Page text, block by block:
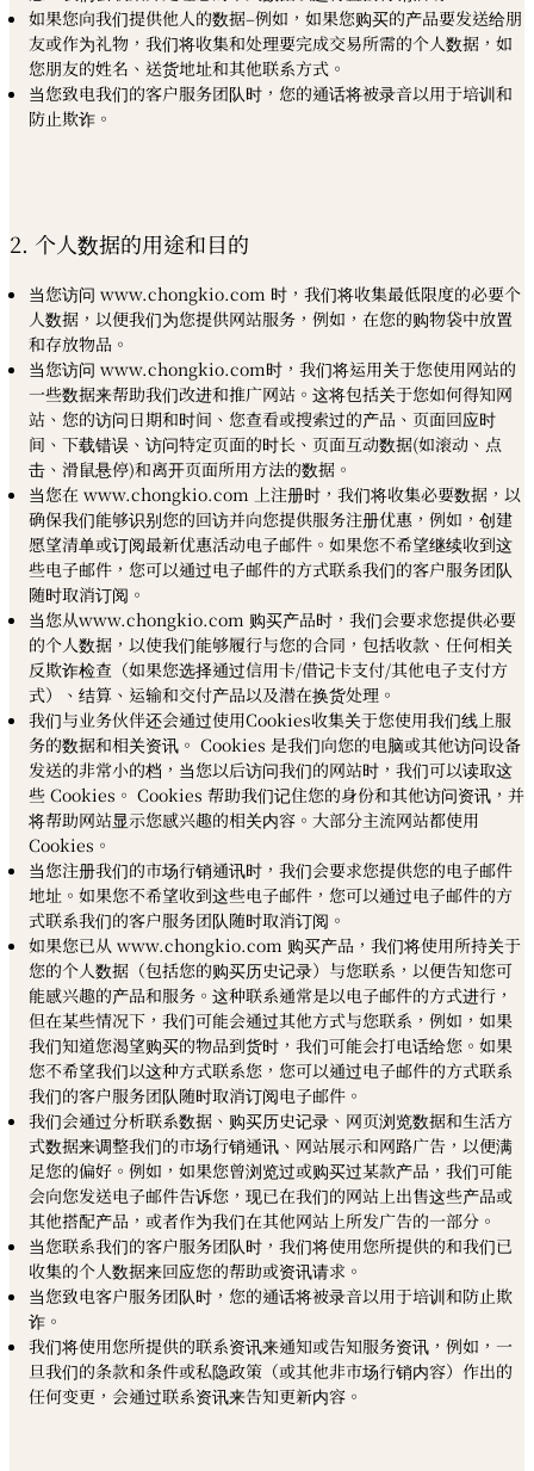
如果您向我们提供他人的数据–例如，如果您购买的产品要发送给朋
友或作为礼物，我们将收集和处理要完成交易所需的个人数据，如
您朋友的姓名、送货地址和其他联系方式。
当您致电我们的客户服务团队时，您的通话将被录音以用于培训和
防止欺诈。
2. 个人数据的用途和目的
当您访问 www.chongkio.com 时，我们将收集最低限度的必要个
人数据，以便我们为您提供网站服务，例如，在您的购物袋中放置
和存放物品。
当您访问 www.chongkio.com时，我们将运用关于您使用网站的
一些数据来帮助我们改进和推广网站。这将包括关于您如何得知网
站、您的访问日期和时间、您查看或搜索过的产品、页面回应时
间、下载错误、访问特定页面的时长、页面互动数据(如滚动、点
击、滑鼠悬停)和离开页面所用方法的数据。
当您在 www.chongkio.com 上注册时，我们将收集必要数据，以
确保我们能够识别您的回访并向您提供服务注册优惠，例如，创建
愿望清单或订阅最新优惠活动电子邮件。如果您不希望继续收到这
些电子邮件，您可以通过电子邮件的方式联系我们的客户服务团队
随时取消订阅。
当您从www.chongkio.com 购买产品时，我们会要求您提供必要
的个人数据，以使我们能够履行与您的合同，包括收款、任何相关
反欺诈检查（如果您选择通过信用卡/借记卡支付/其他电子支付方
式）、结算、运输和交付产品以及潜在换货处理。
我们与业务伙伴还会通过使用Cookies收集关于您使用我们线上服
务的数据和相关资讯。 Cookies 是我们向您的电脑或其他访问设备
发送的非常小的档，当您以后访问我们的网站时，我们可以读取这
些 Cookies。 Cookies 帮助我们记住您的身份和其他访问资讯，并
将帮助网站显示您感兴趣的相关内容。大部分主流网站都使用
Cookies。
当您注册我们的市场行销通讯时，我们会要求您提供您的电子邮件
地址。如果您不希望收到这些电子邮件，您可以通过电子邮件的方
式联系我们的客户服务团队随时取消订阅。
如果您已从 www.chongkio.com 购买产品，我们将使用所持关于
您的个人数据（包括您的购买历史记录）与您联系，以便告知您可
能感兴趣的产品和服务。这种联系通常是以电子邮件的方式进行，
但在某些情况下，我们可能会通过其他方式与您联系，例如，如果
我们知道您渴望购买的物品到货时，我们可能会打电话给您。如果
您不希望我们以这种方式联系您，您可以通过电子邮件的方式联系
我们的客户服务团队随时取消订阅电子邮件。
我们会通过分析联系数据、购买历史记录、网页浏览数据和生活方
式数据来调整我们的市场行销通讯、网站展示和网路广告，以便满
足您的偏好。例如，如果您曾浏览过或购买过某款产品，我们可能
会向您发送电子邮件告诉您，现已在我们的网站上出售这些产品或
其他搭配产品，或者作为我们在其他网站上所发广告的一部分。
当您联系我们的客户服务团队时，我们将使用您所提供的和我们已
收集的个人数据来回应您的帮助或资讯请求。
当您致电客户服务团队时，您的通话将被录音以用于培训和防止欺
诈。
我们将使用您所提供的联系资讯来通知或告知服务资讯，例如，一
旦我们的条款和条件或私隐政策（或其他非市场行销内容）作出的
任何变更，会通过联系资讯来告知更新内容。